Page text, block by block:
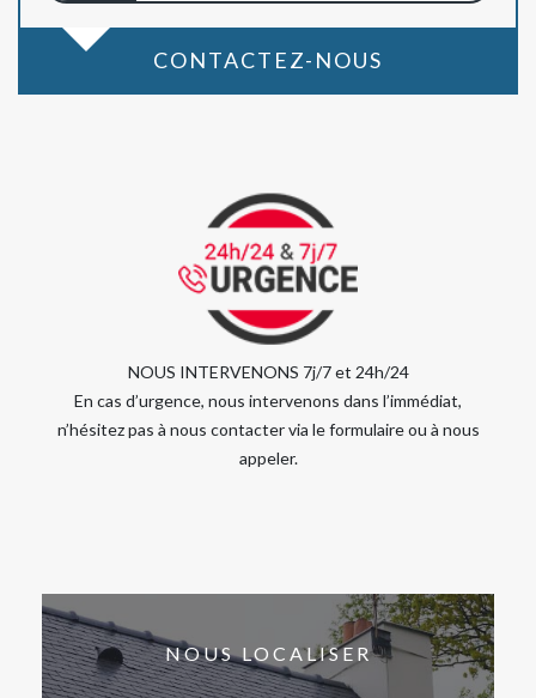
CONTACTEZ-NOUS
NOUS INTERVENONS 7j/7 et 24h/24
En cas d’urgence, nous intervenons dans l’immédiat,
n’hésitez pas à nous contacter via le formulaire ou à nous
appeler.
NOUS LOCALISER